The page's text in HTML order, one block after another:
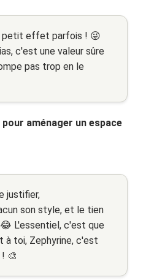
petit effet parfois ! 😜
c'est une valeur sûre
pas trop en le
aménager un espace
justifier,
son style, et le tien
L'essentiel, c'est que
à toi, Zephyrine, c'est
🎨